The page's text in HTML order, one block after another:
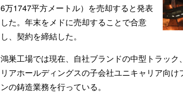
6万1747平方メートル）を売却すると発表
した。年末をメドに売却することで合意
し、契約を締結した。
鴻巣工場では現在、自社ブランドの中型トラッ
リアホールディングスの子会社ユニキャリア向
ンの鋳造業務を行っている。